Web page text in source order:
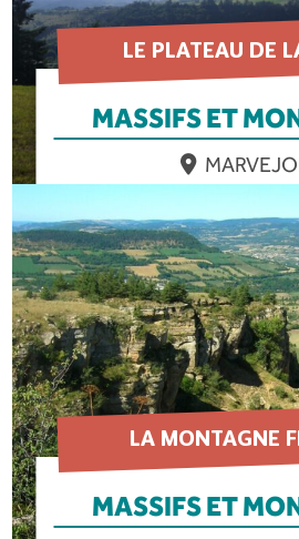
LE PLATEAU DE
MASSIFS ET
EN SAVOIR
LA MONTAGNE
MASSIFS ET